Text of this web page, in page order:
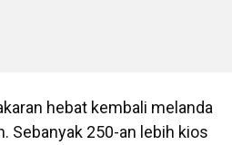
hebat kembali melanda
Sebanyak 250-an lebih kios